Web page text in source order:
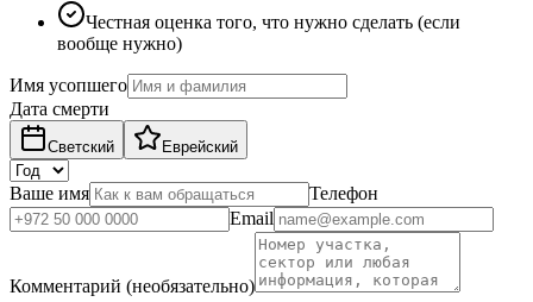
Честная оценка того, что нужно сделать (если
вообще нужно)
Имя усопшего
Дата смерти
Светский Еврейский
Ваше имя
Телефон
Email
Комментарий (необязательно)